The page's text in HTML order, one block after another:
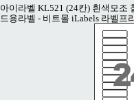
아이라벨 KL521 (24칸) 흰색모조
드용라벨 - 비트몰 iLabels 라벨프